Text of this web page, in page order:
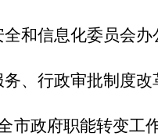
和信息化委员会办
、行政审批制度改
市政府职能转变工